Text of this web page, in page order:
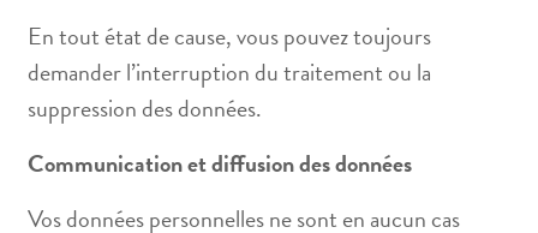
En tout état de cause, vous pouvez toujours
demander l’interruption du traitement ou la
suppression des données.
Communication et diffusion des données
Vos données personnelles ne sont en aucun cas